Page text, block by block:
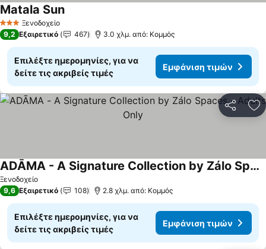
3 ΑστέριαΞενοδοχείο
Matala Sun
9,2 Εξαιρετικό 467 3.0 χλμ. από: Κομμός
Επιλέξτε ημερομηνίες, για να
δείτε τις ακριβείς τιμές
Εμφάνιση τιμών
Ξενοδοχείο
ADĀMA - A Signature Collection by Zálo Spaces - Adults Only
9,6 Εξαιρετικό 108 2.8 χλμ. από: Κομμός
Επιλέξτε ημερομηνίες, για να
δείτε τις ακριβείς τιμές
Εμφάνιση τιμών